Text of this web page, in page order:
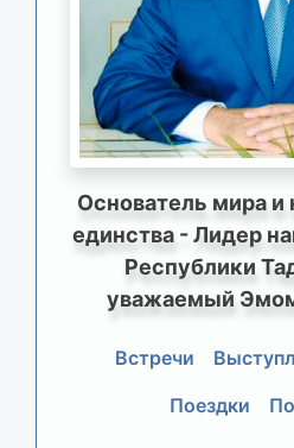
Основатель мира и
единства - Лидер
Республики
уважаемый
Встречи
Поездки